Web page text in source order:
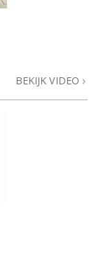
BEKIJK VIDEO